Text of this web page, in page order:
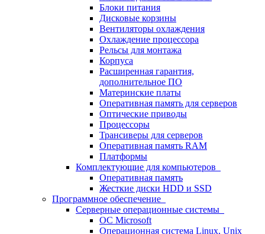
Блоки питания
Дисковые корзины
Вентиляторы охлаждения
Охлаждение процессора
Рельсы для монтажа
Корпуса
Расширенная гарантия,
дополнительное ПО
Материнские платы
Оперативная память для серверов
Оптические приводы
Процессоры
Трансиверы для серверов
Оперативная память RAM
Платформы
Комплектующие для компьютеров
Оперативная память
Жесткие диски HDD и SSD
Программное обеспечение
Серверные операционные системы
ОС Microsoft
Операционная система Linux, Unix